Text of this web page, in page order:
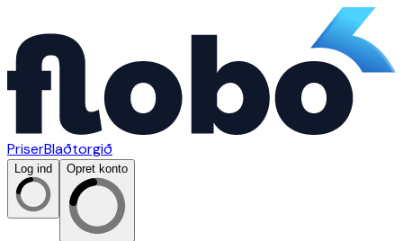
PriserBlaðtorgið
Log ind Opret konto